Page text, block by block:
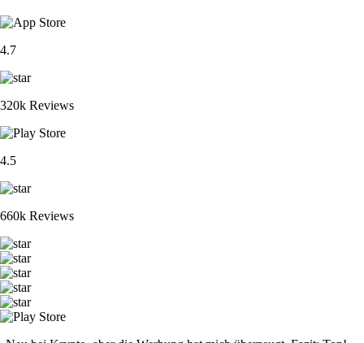
4.7
320k Reviews
4.5
660k Reviews